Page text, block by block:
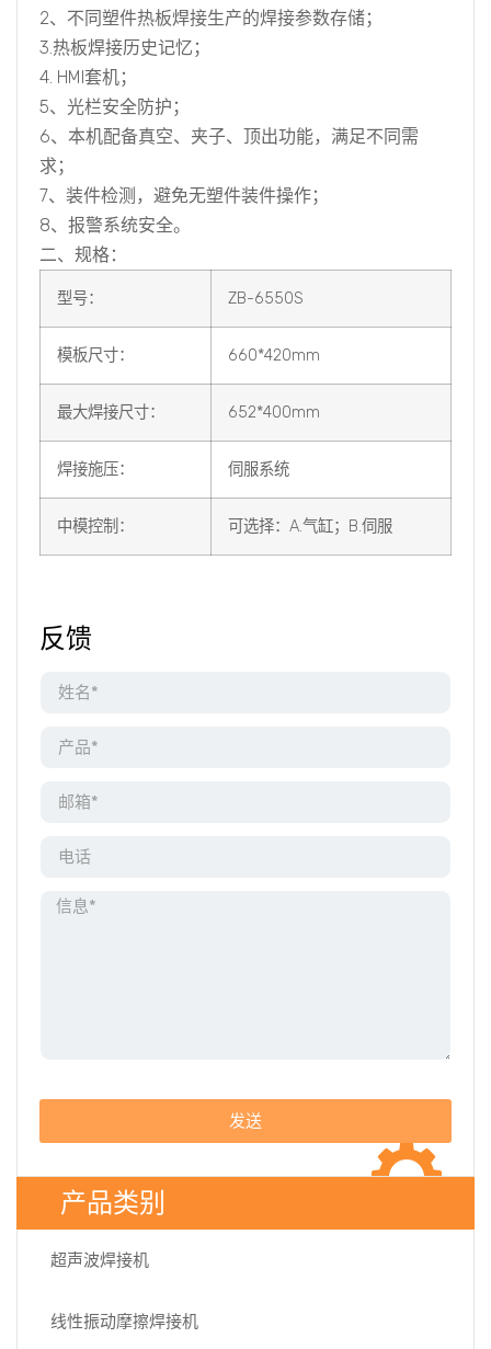
产品类别
超声波焊接机
线性振动摩擦焊接机
2、不同塑件热板焊接生产的焊接参数存储；
3.热板焊接历史记忆；
4. HMI套机；
5、光栏安全防护；
6、本机配备真空、夹子、顶出功能，满足不同需
求；
7、装件检测，避免无塑件装件操作；
8、报警系统安全。
二、规格：
型号： ZB-6550S
模板尺寸： 660*420mm
最大焊接尺寸： 652*400mm
焊接施压： 伺服系统
中模控制： 可选择：A.气缸；B.伺服
反馈
发送